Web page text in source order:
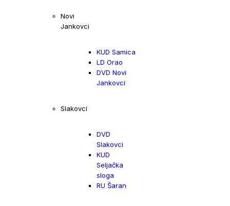
Novi
Jankovci
KUD Samica
LD Orao
DVD Novi
Jankovci
Slakovci
DVD
Slakovci
KUD
Seljačka
sloga
RU Šaran